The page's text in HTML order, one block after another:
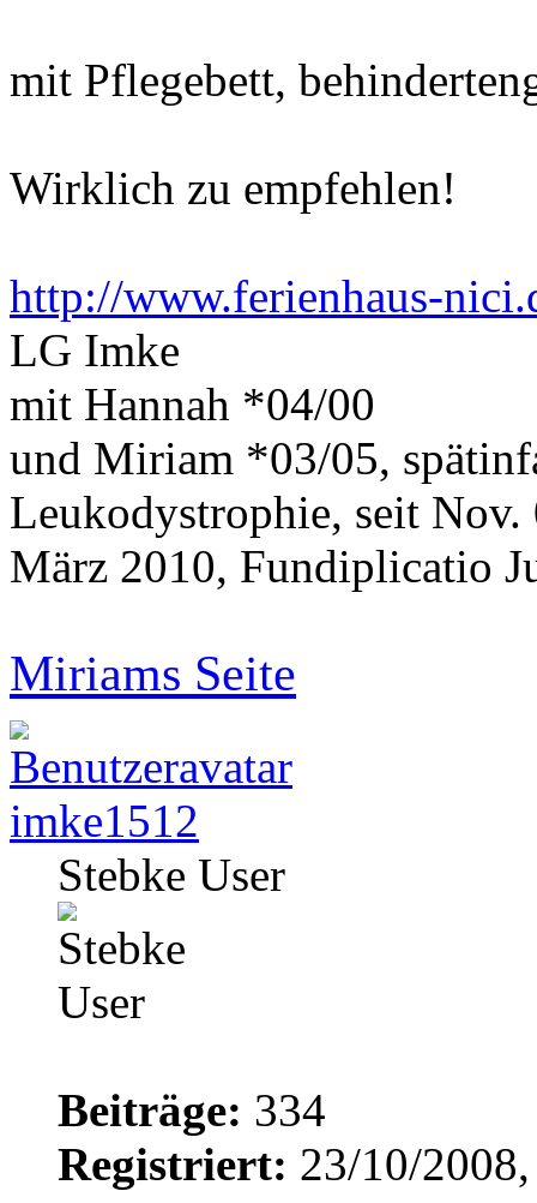
mit Pflegebett,
Wirklich zu empfehlen!
http://www.ferienhaus-
LG Imke
mit Hannah *04/00
und Miriam *03/05,
Leukodystrophie, seit
März 2010, Fundiplicatio
Miriams Seite
imke1512
Stebke User
Beiträge: 334
Registriert: 23/10/